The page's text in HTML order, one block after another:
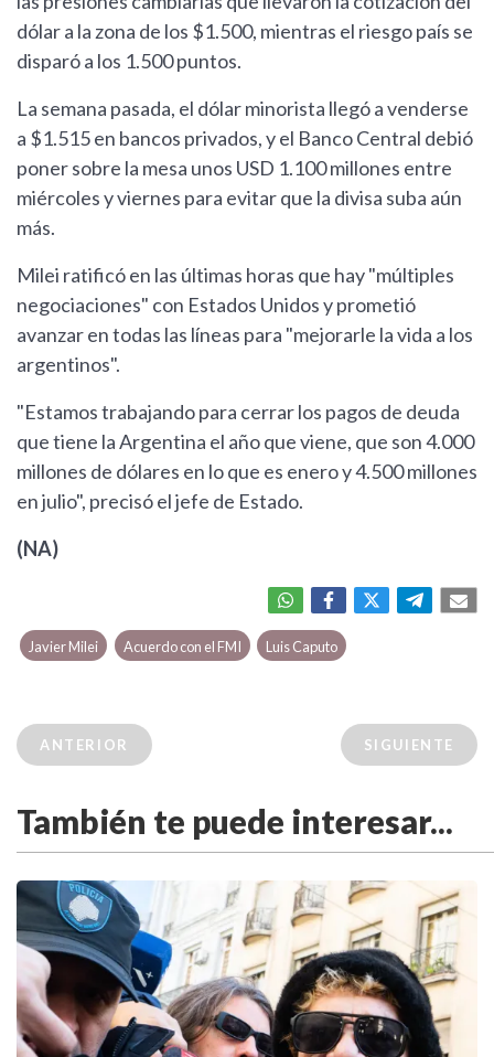
dólar a la zona de los $1.500, mientras el riesgo país se
disparó a los 1.500 puntos.
La semana pasada, el dólar minorista llegó a venderse
a $1.515 en bancos privados, y el Banco Central debió
poner sobre la mesa unos USD 1.100 millones entre
miércoles y viernes para evitar que la divisa suba aún
más.
Milei ratificó en las últimas horas que hay "múltiples
negociaciones" con Estados Unidos y prometió
avanzar en todas las líneas para "mejorarle la vida a los
argentinos".
"Estamos trabajando para cerrar los pagos de deuda
que tiene la Argentina el año que viene, que son 4.000
millones de dólares en lo que es enero y 4.500 millones
en julio", precisó el jefe de Estado.
(NA)
Javier Milei Acuerdo con el FMI Luis Caputo
ANTERIOR SIGUIENTE
También te puede interesar...